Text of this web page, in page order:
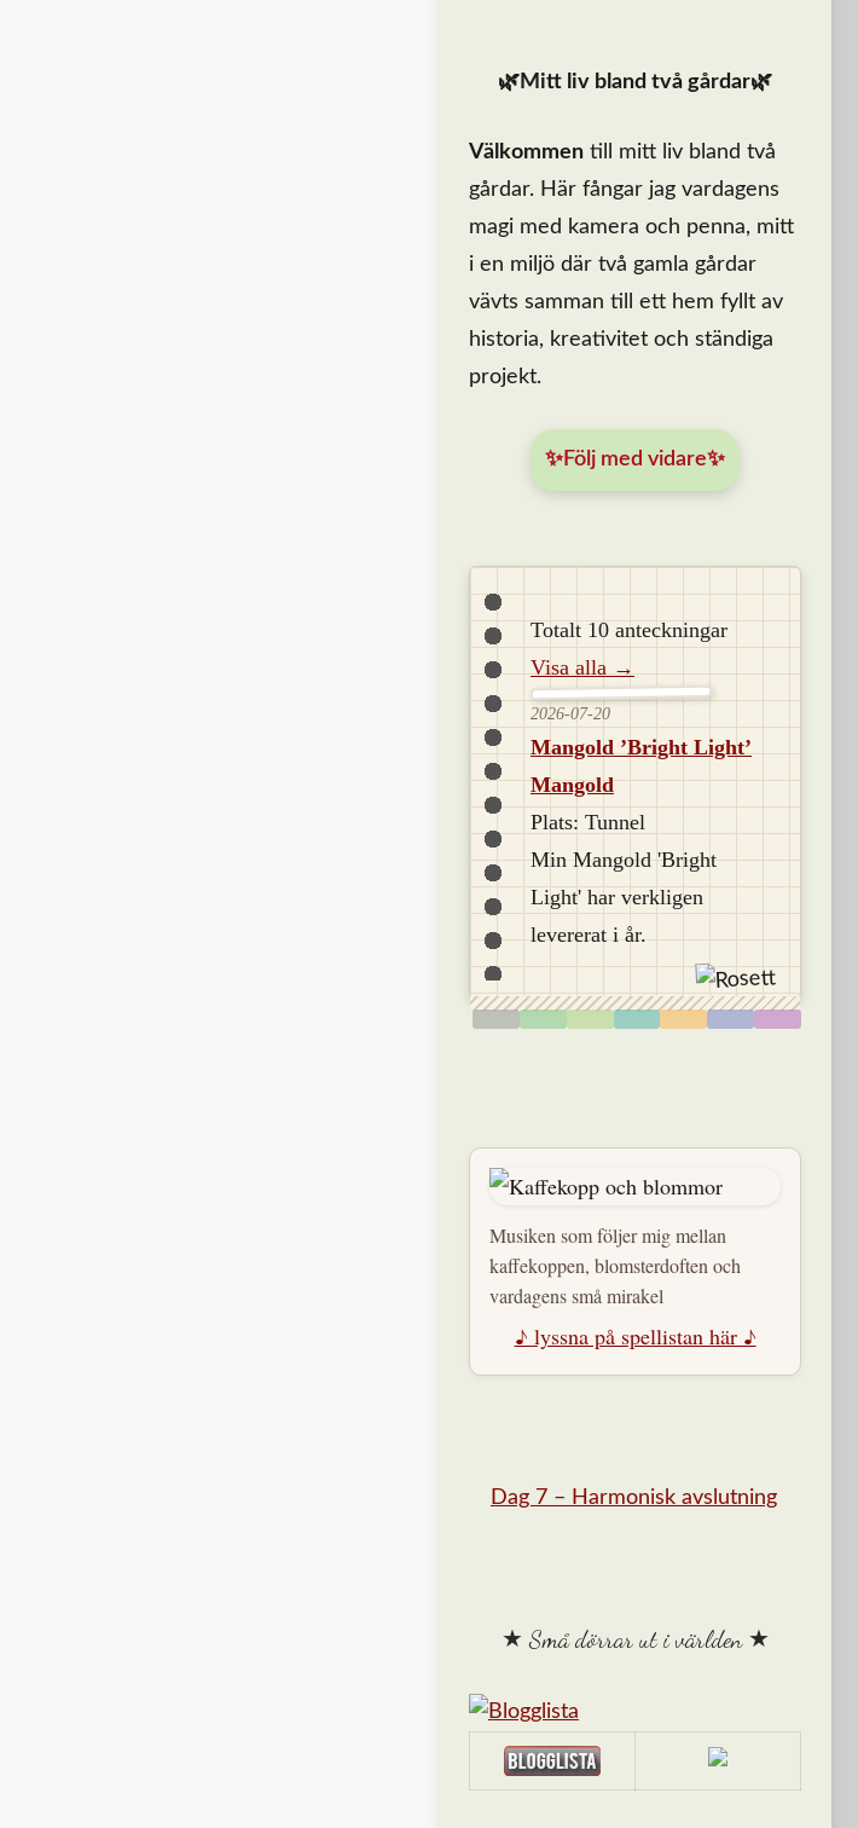
🌿Mitt liv bland två gårdar🌿
Välkommen till mitt liv bland två
gårdar. Här fångar jag vardagens
magi med kamera och penna, mitt
i en miljö där två gamla gårdar
vävts samman till ett hem fyllt av
historia, kreativitet och ständiga
projekt.
✨Följ med vidare✨
Totalt 10 anteckningar
Visa alla →
2026-07-20
Mangold ’Bright Light’
Mangold
Plats: Tunnel
Min Mangold 'Bright
Light' har verkligen
levererat i år.
Musiken som följer mig mellan
kaffekoppen, blomsterdoften och
vardagens små mirakel
♪ lyssna på spellistan här ♪
Dag 7 – Harmonisk avslutning
★ Små dörrar ut i världen ★